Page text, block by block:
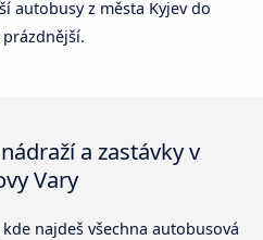
autobusy z města Kyjev do
a zastávky v
Vary
najdeš všechna autobusová